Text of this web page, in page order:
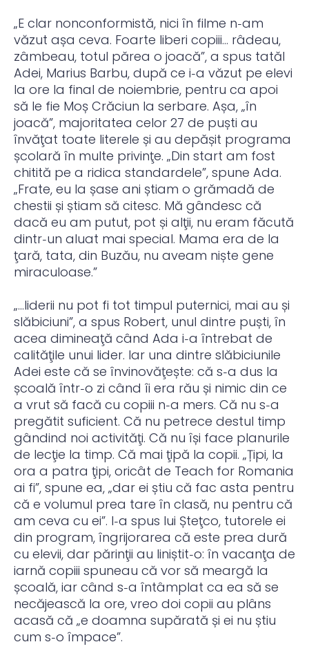
„E clar nonconformistă, nici în filme n‑am
văzut așa ceva. Foarte liberi copiii… râdeau,
zâmbeau, totul părea o joacă”, a spus tatăl
Adei, Marius Barbu, după ce i‑a văzut pe elevi
la ore la final de noiembrie, pentru ca apoi
să le fie Moș Crăciun la serbare. Așa, „în
joacă”, majoritatea celor 27 de puști au
învăţat toate literele și au depășit programa
școlară în multe privinţe. „Din start am fost
chitită pe a ridica standardele”, spune Ada.
„Frate, eu la șase ani știam o grămadă de
chestii și știam să citesc. Mă gândesc că
dacă eu am putut, pot și alţii, nu eram făcută
dintr‑un aluat mai special. Mama era de la
ţară, tata, din Buzău, nu aveam niște gene
miraculoase.”
„…liderii nu pot fi tot timpul puternici, mai au și
slăbiciuni”, a spus Robert, unul dintre puști, în
acea dimineaţă când Ada i‑a întrebat de
calităţile unui lider. Iar una dintre slăbiciunile
Adei este că se învinovăţește: că s‑a dus la
școală într‑o zi când îi era rău și nimic din ce
a vrut să facă cu copiii n‑a mers. Că nu s‑a
pregătit suficient. Că nu petrece destul timp
gândind noi activităţi. Că nu își face planurile
de lecţie la timp. Că mai ţipă la copii. „Țipi, la
ora a patra ţipi, oricât de Teach for Romania
ai fi”, spune ea, „dar ei știu că fac asta pentru
că e volumul prea tare în clasă, nu pentru că
am ceva cu ei”. I‑a spus lui Șteţco, tutorele ei
din program, îngrijorarea că este prea dură
cu elevii, dar părinţii au liniștit‑o: în vacanţa de
iarnă copiii spuneau că vor să meargă la
școală, iar când s‑a întâmplat ca ea să se
necăjească la ore, vreo doi copii au plâns
acasă că „e doamna supărată și ei nu știu
cum s‑o împace”.